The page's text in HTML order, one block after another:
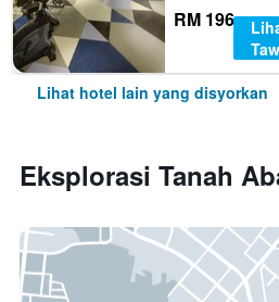
RM 196
Lihat hotel lain yang disyorkan
Eksplorasi Tanah